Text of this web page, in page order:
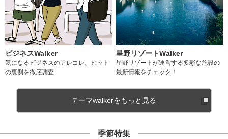
ビジネスWalker
気になるビジネスのアレコレ、ヒット
の裏側を徹底調査
星野リゾートWalker
星野リゾートが運営する多彩な施設の
最新情報をチェック！
テーマwalkerをもっと見る
季節特集